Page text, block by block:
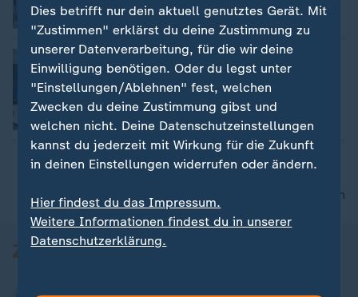
Neue Seenplatte in der Lausitz
Dorte Störmann
Video 1:51
nach oben
Dies betrifft nur dein aktuell genutztes Gerät. Mit
"Zustimmen" erklärst du deine Zustimmung zu
unserer Datenverarbeitung, für die wir deine
Einwilligung benötigen. Oder du legst unter
"Einstellungen/Ablehnen" fest, welchen
Zwecken du deine Zustimmung gibst und
welchen nicht. Deine Datenschutzeinstellungen
kannst du jederzeit mit Wirkung für die Zukunft
in deinen Einstellungen widerrufen oder ändern.
Hier findest du das Impressum.
Weitere Informationen findest du in unserer
Datenschutzerklärung.